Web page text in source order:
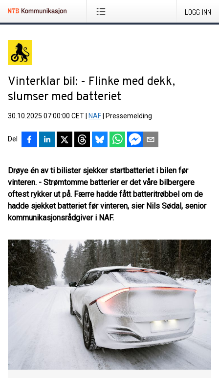
LOGG INN
Vinterklar bil: - Flinke med dekk,
slumser med batteriet
30.10.2025 07:00:00 CET NAF Pressemelding
Del
Drøye én av ti bilister sjekker startbatteriet i bilen før
vinteren. - Strømtomme batterier er det våre bilbergere
oftest rykker ut på. Færre hadde fått batteritrøbbel om de
hadde sjekket batteriet før vinteren, sier Nils Sødal, senior
kommunikasjonsrådgiver i NAF.